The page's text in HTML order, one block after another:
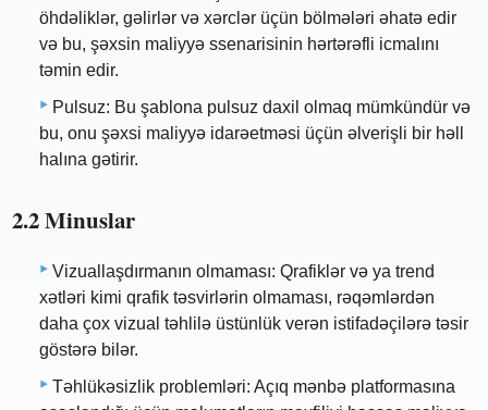
öhdəliklər, gəlirlər və xərclər üçün bölmələri əhatə edir
və bu, şəxsin maliyyə ssenarisinin hərtərəfli icmalını
təmin edir.
Pulsuz: Bu şablona pulsuz daxil olmaq mümkündür və
bu, onu şəxsi maliyyə idarəetməsi üçün əlverişli bir həll
halına gətirir.
2.2 Minuslar
Vizuallaşdırmanın olmaması: Qrafiklər və ya trend
xətləri kimi qrafik təsvirlərin olmaması, rəqəmlərdən
daha çox vizual təhlilə üstünlük verən istifadəçilərə təsir
göstərə bilər.
Təhlükəsizlik problemləri: Açıq mənbə platformasına